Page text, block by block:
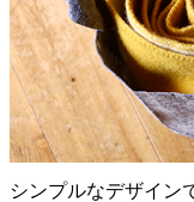
シンプルなデザイン